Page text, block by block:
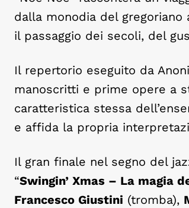
dalla monodia del
il passaggio dei secoli, del
Il repertorio eseguito da
manoscritti e prime opere a
caratteristica stessa
e affida la propria
Il gran finale nel segno del
“Swingin’ Xmas – La magia
Francesco Giustini (tromba),